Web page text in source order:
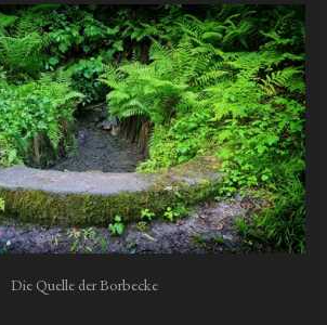
Die Quelle der Borbecke